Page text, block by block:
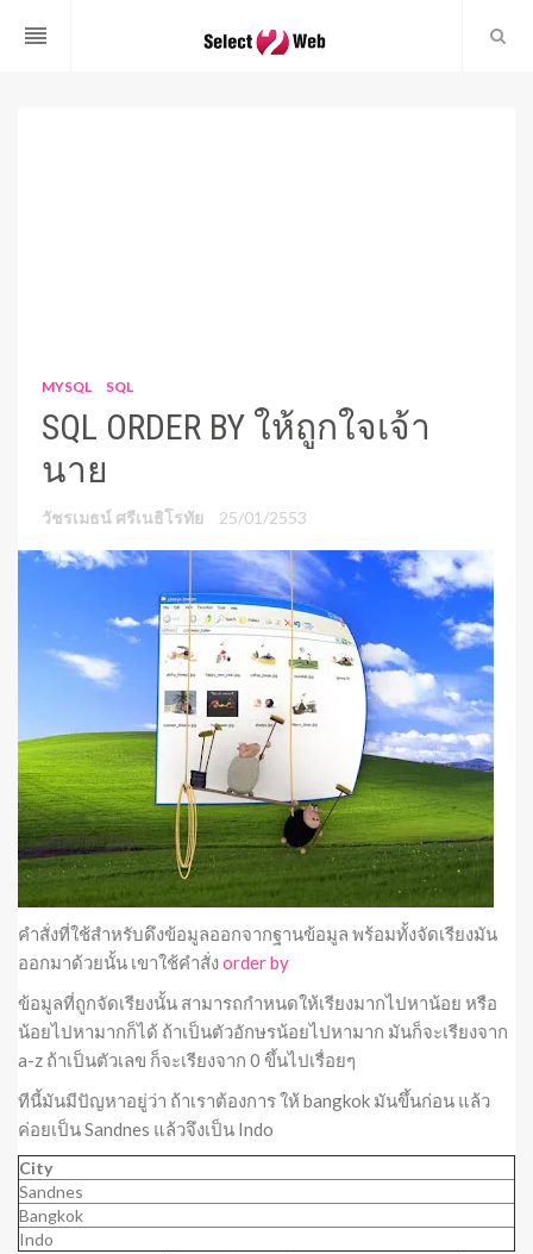
reorder
MYSQL SQL
SQL ORDER BY ให้ถูกใจเจ้า
นาย
วัชรเมธน์ ศรีเนธิโรทัย 25/01/2553
คำสั่งที่ใช้สำหรับดึงข้อมูลออกจากฐานข้อมูล พร้อมทั้งจัดเรียงมัน
ออกมาด้วยนั้น เขาใช้คำสั่งorder by
ข้อมูลที่ถูกจัดเรียงนั้น สามารถกำหนดให้เรียงมากไปหาน้อย หรือ
น้อยไปหามากก็ได้ ถ้าเป็นตัวอักษรน้อยไปหามาก มันก็จะเรียงจาก
a-z ถ้าเป็นตัวเลข ก็จะเรียงจาก 0 ขึ้นไปเรื่อยๆ
ทีนี้มันมีปัญหาอยู่ว่า ถ้าเราต้องการ ให้ bangkok มันขึ้นก่อน แล้ว
ค่อยเป็น Sandnes แล้วจึงเป็น Indo
City
Sandnes
Bangkok
Indo